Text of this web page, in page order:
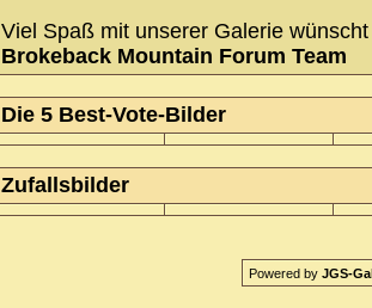
Viel Spaß mit unserer Galerie
Brokeback Mountain Forum Team
Die 5 Best-Vote-Bilder
Zufallsbilder
Powered by JGS-